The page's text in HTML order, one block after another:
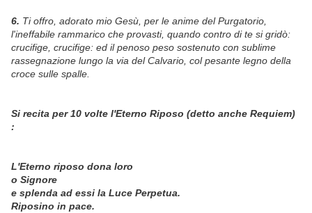
6. Ti offro, adorato mio Gesù, per le anime del Purgatorio,
l'ineffabile rammarico che provasti, quando contro di te si gridò:
crucifige, crucifige: ed il penoso peso sostenuto con sublime
rassegnazione lungo la via del Calvario, col pesante legno della
croce sulle spalle.
Si recita per 10 volte l'Eterno Riposo (detto anche Requiem)
:
L'Eterno riposo dona loro
o Signore
e splenda ad essi la Luce Perpetua.
Riposino in pace.